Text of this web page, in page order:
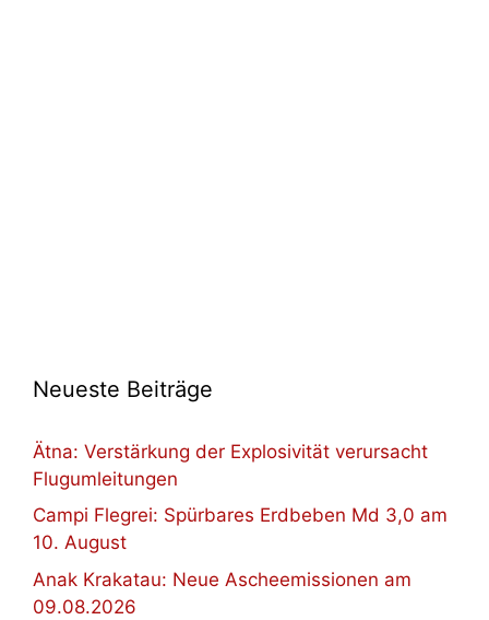
Neueste Beiträge
Ätna: Verstärkung der Explosivität verursacht
Flugumleitungen
Campi Flegrei: Spürbares Erdbeben Md 3,0 am
10. August
Anak Krakatau: Neue Ascheemissionen am
09.08.2026